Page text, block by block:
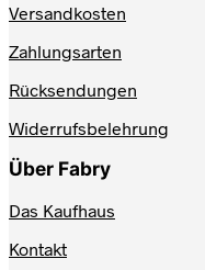
Versandkosten
Zahlungsarten
Rücksendungen
Widerrufsbelehrung
Über Fabry
Das Kaufhaus
Kontakt